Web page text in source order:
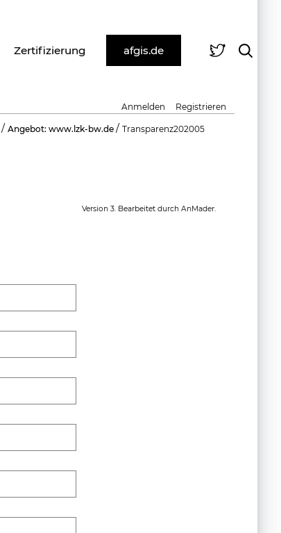
Zertifizierung afgis.de
Anmelden Registrieren
/ Angebot: www.lzk-bw.de / Transparenz202005
Version 3. Bearbeitet durch AnMader.